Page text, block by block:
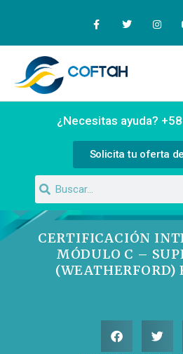
¿Necesitas ayuda?
Solicita tu oferta
CERTIFICACIÓN
MÓDULO C –
(WEATHERFORD)